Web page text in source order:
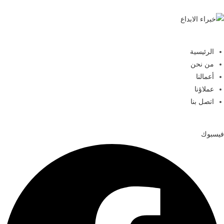
الرئيسية
من نحن
أعمالنا
عملاؤنا
اتصل بنا
فيسبوك